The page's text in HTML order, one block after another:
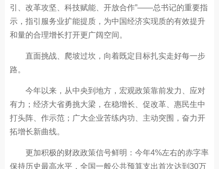
引、改革攻坚、科技赋能、开放合作”——总书记的重要指
示，指引服务业扩能提质，为中国经济实现质的有效提升
和量的合理增长打开更广阔空间。
直面挑战、爬坡过坎，向着既定目标扎实走好每一步
路。
今年以来，从中央到地方，宏观政策靠前发力、应对
有力；经济大省勇挑大梁，在稳增长、促改革、惠民生中
打头阵、作示范；广大企业苦练内功、主动突围，奋力开
拓增长新曲线。
更加积极的财政政策信号鲜明：今年4%左右的赤字率
保持历史最高水平，全国一般公共预算支出首次达到30万